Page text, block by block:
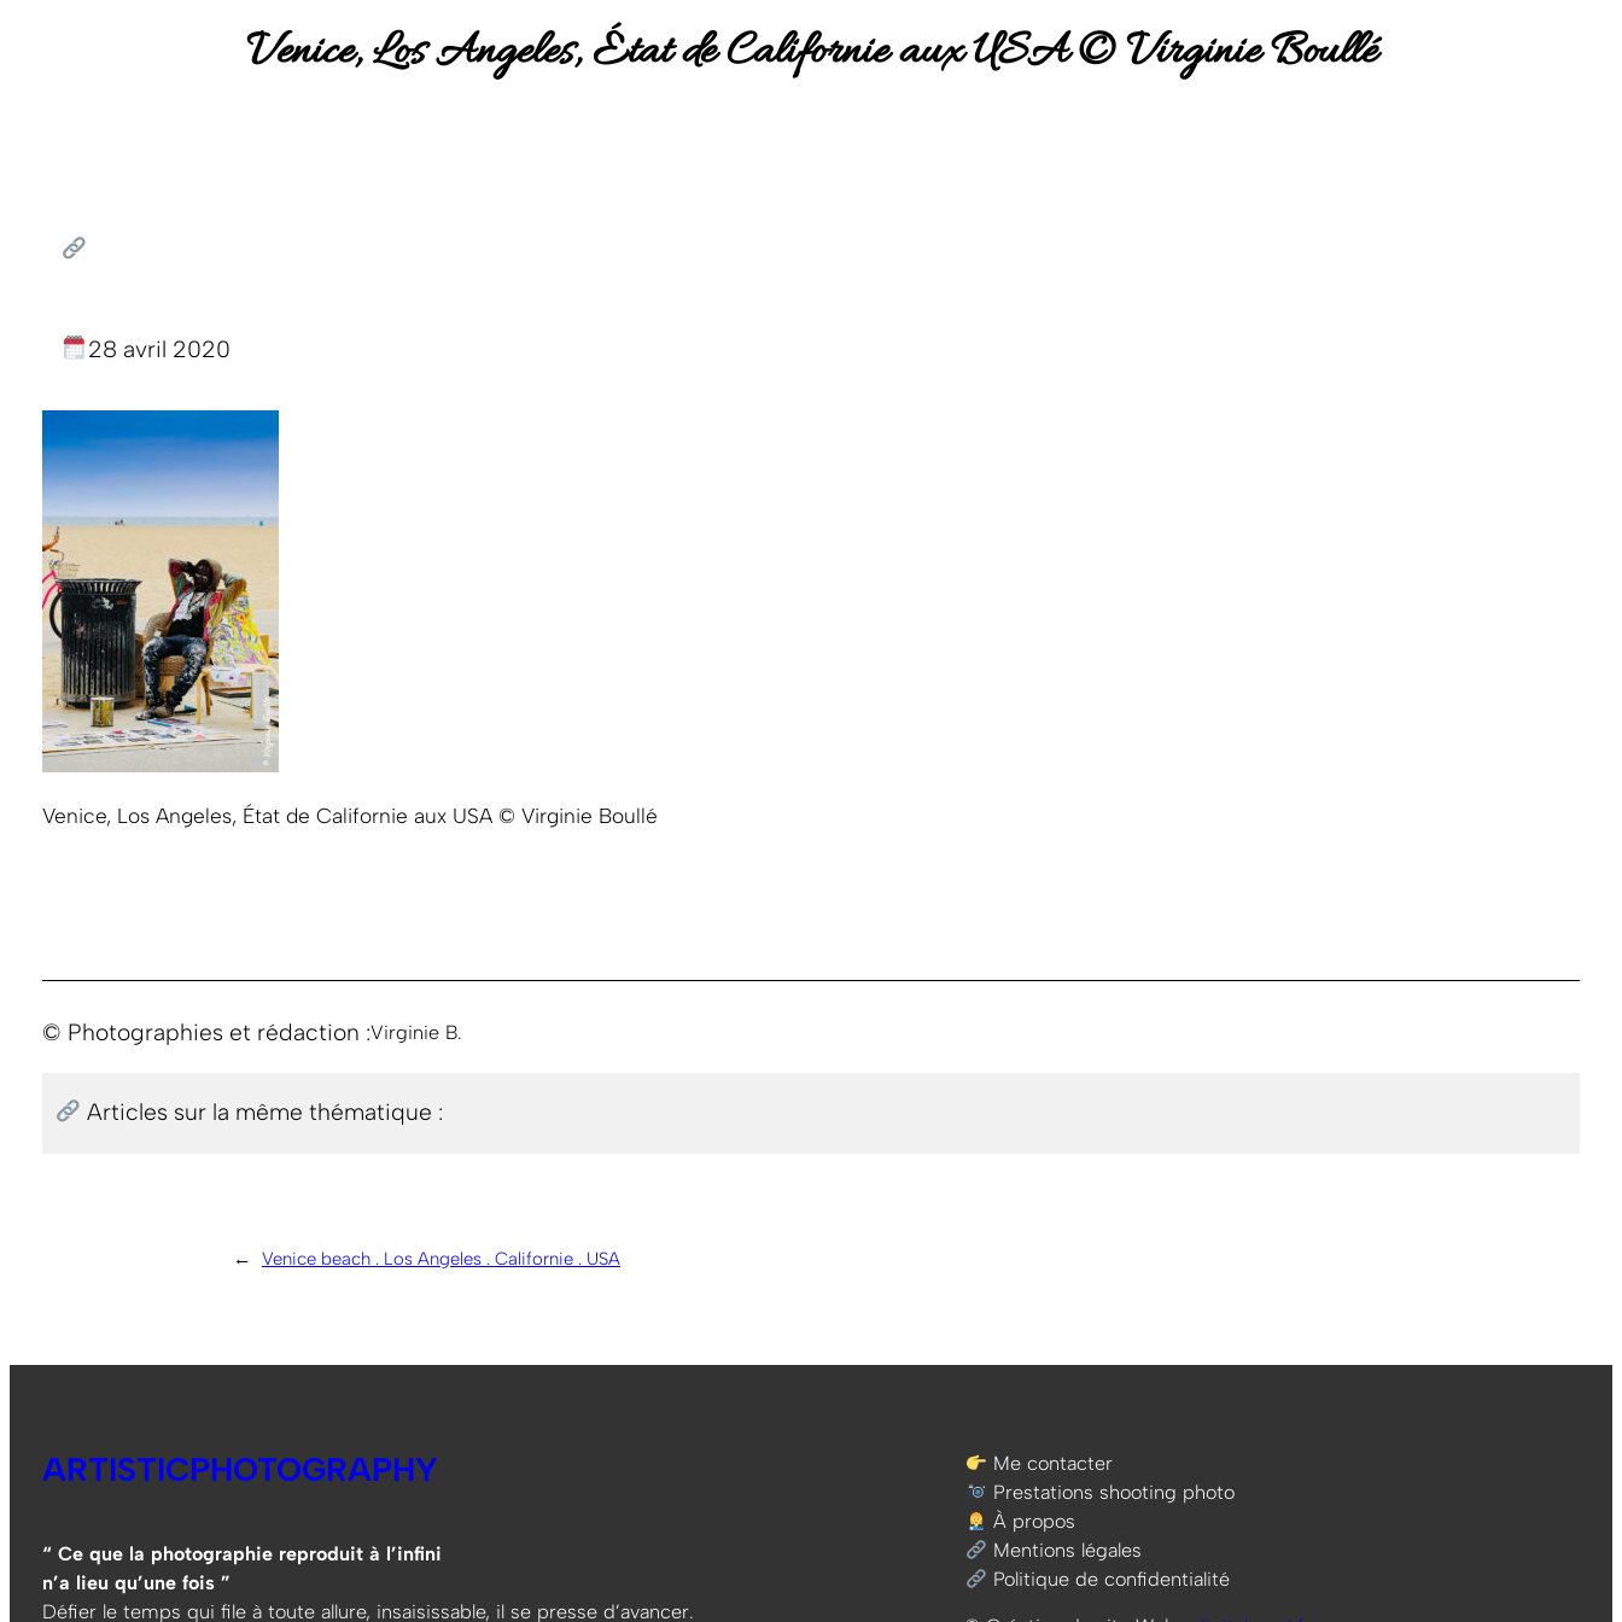
Venice, Los Angeles, État de Californie aux USA © Virginie Boullé
28 avril 2020
Venice, Los Angeles, État de Californie aux USA © Virginie Boullé
© Photographies et rédaction :Virginie B.
Articles sur la même thématique :
← Venice beach . Los Angeles . Californie . USA
ARTISTICPHOTOGRAPHY
“ Ce que la photographie reproduit à l’infini
n’a lieu qu’une fois ”
Défier le temps qui file à toute allure, insaisissable, il se presse d’avancer.
Me contacter
Prestations shooting photo
À propos
Mentions légales
Politique de confidentialité